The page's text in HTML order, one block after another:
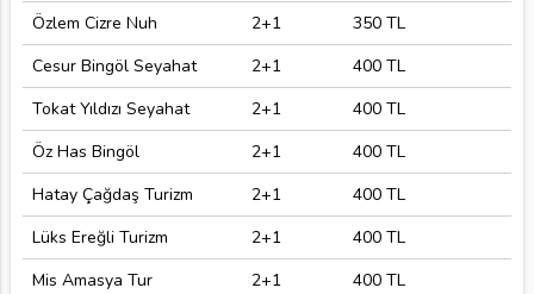
Özlem Cizre Nuh
2+1
350 TL
Cesur Bingöl Seyahat
2+1
400 TL
Tokat Yıldızı Seyahat
2+1
400 TL
Öz Has Bingöl
2+1
400 TL
Hatay Çağdaş Turizm
2+1
400 TL
Lüks Ereğli Turizm
2+1
400 TL
Mis Amasya Tur
2+1
400 TL